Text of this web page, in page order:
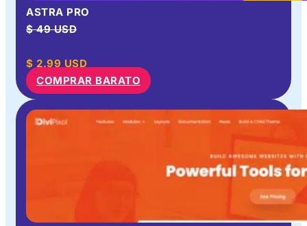
ASTRA PRO
$ 49 USD
$ 2.99 USD
COMPRAR BARATO